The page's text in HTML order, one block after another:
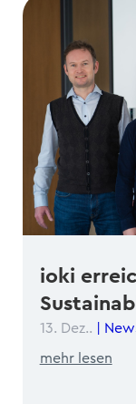
ioki
13. Dez..
mehr lesen